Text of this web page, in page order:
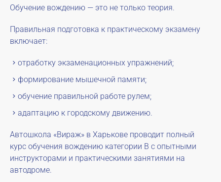
Обучение вождению — это не только теория.
Правильная подготовка к практическому экзамену
включает:
отработку экзаменационных упражнений;
формирование мышечной памяти;
обучение правильной работе рулем;
адаптацию к городскому движению.
Автошкола «Вираж» в Харькове проводит полный
курс обучения вождению категории B с опытными
инструкторами и практическими занятиями на
автодроме.